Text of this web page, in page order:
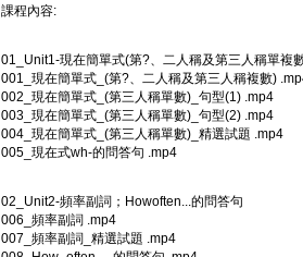
課程內容:
01_Unit1-現在簡單式(第?、二人稱及第三人稱單複
001_現在簡單式_(第?、二人稱及第三人稱複數)
002_現在簡單式_(第三人稱單數)_句型(1) .mp4
003_現在簡單式_(第三人稱單數)_句型(2) .mp4
004_現在簡單式_(第三人稱單數)_精選試題 .mp4
005_現在式wh-的問答句 .mp4
02_Unit2-頻率副詞；Howoften...的問答句
006_頻率副詞 .mp4
007_頻率副詞_精選試題 .mp4